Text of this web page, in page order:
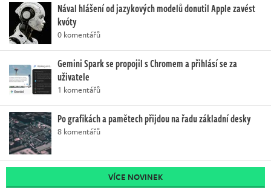
Nával hlášení od jazykových modelů donutil Apple zavést
kvóty
0 komentářů
Gemini Spark se propojil s Chromem a přihlásí se za
uživatele
1 komentářů
Po grafikách a pamětech přijdou na řadu základní desky
8 komentářů
VÍCE NOVINEK